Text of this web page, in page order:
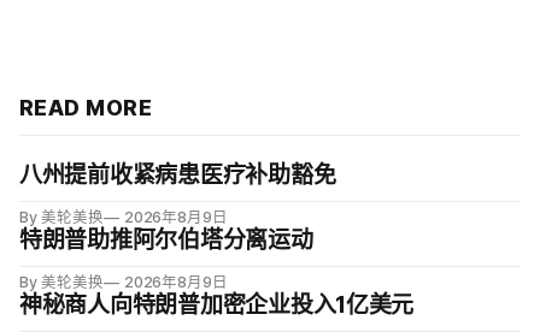
READ MORE
八州提前收紧病患医疗补助豁免
By 美轮美换 2026年8月9日
特朗普助推阿尔伯塔分离运动
By 美轮美换 2026年8月9日
神秘商人向特朗普加密企业投入1亿美元